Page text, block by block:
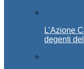
L’Azione
degenti